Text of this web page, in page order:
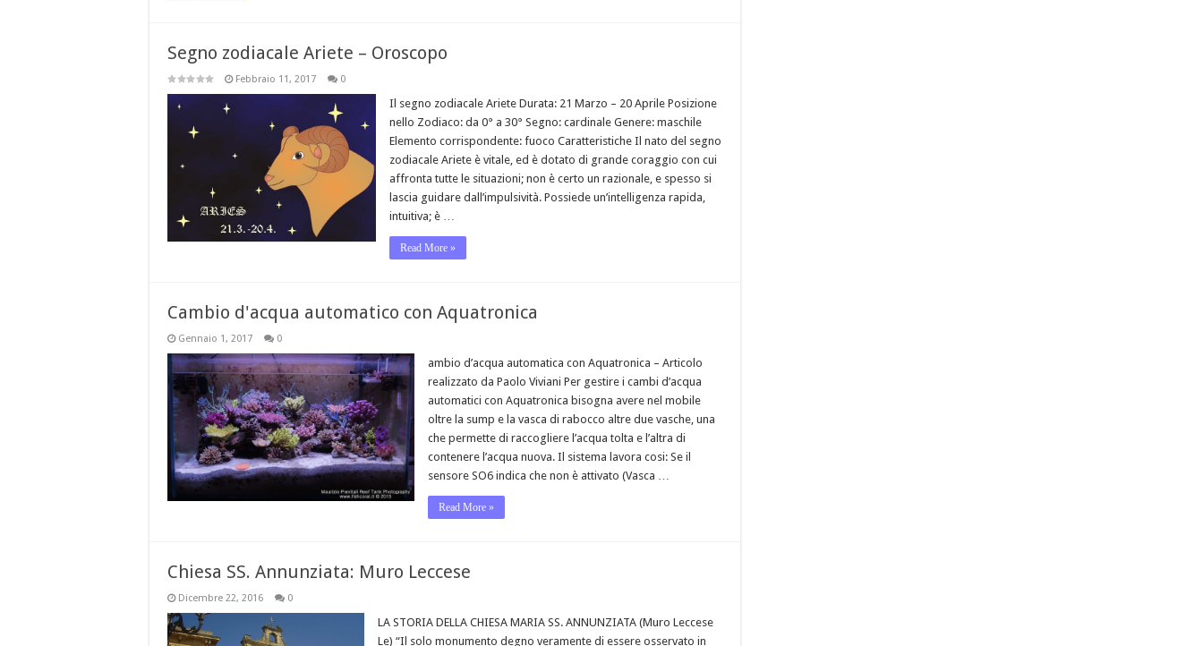
Segno zodiacale Ariete – Oroscopo
Febbraio 11, 2017 0
Il segno zodiacale Ariete Durata: 21 Marzo – 20 Aprile Posizione
nello Zodiaco: da 0° a 30° Segno: cardinale Genere: maschile
Elemento corrispondente: fuoco Caratteristiche Il nato del segno
zodiacale Ariete è vitale, ed è dotato di grande coraggio con cui
affronta tutte le situazioni; non è certo un razionale, e spesso si
lascia guidare dall’impulsività. Possiede un’intelligenza rapida,
intuitiva; è …
Read More »
Cambio d'acqua automatico con Aquatronica
Gennaio 1, 2017 0
ambio d’acqua automatica con Aquatronica – Articolo
realizzato da Paolo Viviani Per gestire i cambi d’acqua
automatici con Aquatronica bisogna avere nel mobile
oltre la sump e la vasca di rabocco altre due vasche, una
che permette di raccogliere l’acqua tolta e l’altra di
contenere l’acqua nuova. Il sistema lavora cosi: Se il
sensore SO6 indica che non è attivato (Vasca …
Read More »
Chiesa SS. Annunziata: Muro Leccese
Dicembre 22, 2016 0
LA STORIA DELLA CHIESA MARIA SS. ANNUNZIATA (Muro Leccese
Le) “Il solo monumento degno veramente di essere osservato in